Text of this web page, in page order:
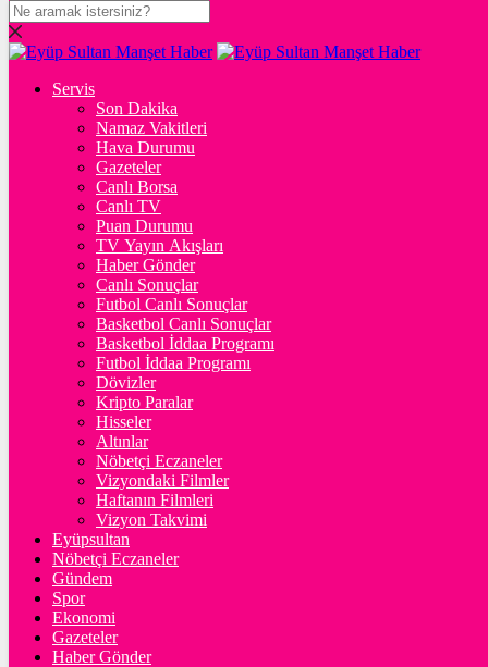
DOLAR
47,6082$% 0.05
EURO
% 0.13
STERLİN
% 0.17
GRAM ALTIN
%0,47
%0,33
BİTCOİN
฿%0.2
ETHEREUM
%1.3
TETHER
47.55
$%0
Servis
Son Dakika
Namaz Vakitleri
Hava Durumu
Gazeteler
Canlı Borsa
Canlı TV
Puan Durumu
TV Yayın Akışları
Haber Gönder
Canlı Sonuçlar
Futbol Canlı Sonuçlar
Basketbol Canlı Sonuçlar
Basketbol İddaa Programı
Futbol İddaa Programı
Dövizler
Kripto Paralar
Hisseler
Altınlar
Nöbetçi Eczaneler
Vizyondaki Filmler
Haftanın Filmleri
Vizyon Takvimi
Eyüpsultan
Nöbetçi Eczaneler
Gündem
Spor
Ekonomi
Gazeteler
Haber Gönder
20:37 / CHP EYÜPSULTAN İLÇE ÖRGÜTÜ ÜYELERİ